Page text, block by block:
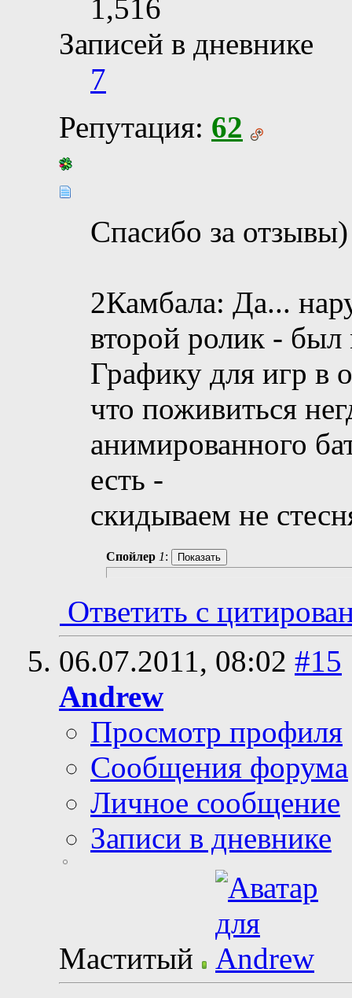
1,516
Записей в дневнике
7
Репутация: 62
Спасибо за отзывы)
2Камбала: Да...
второй ролик -
Графику для игр в
что поживиться
анимированного
есть -
скидываем не
Спойлер 1:
Ответить с
06.07.2011, 08:02 #15
Andrew
Просмотр профиля
Сообщения форума
Личное сообщение
Записи в дневнике
Маститый